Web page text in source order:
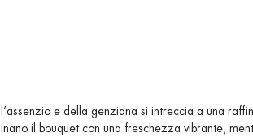
e della genziana si intreccia a una
il bouquet con una freschezza vibrante,